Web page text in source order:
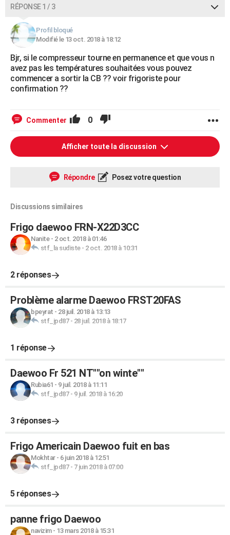
RÉPONSE 1 / 3
Profil bloqué
Modifié le 13 oct. 2018 à 18:12
Bjr, si le compresseur tourne en permanence et que vous n
avez pas les températures souhaitées vous pouvez
commencer a sortir la CB ?? voir frigoriste pour
confirmation ??
Commenter 0
Afficher toute la discussion
Répondre Posez votre question
Discussions similaires
Frigo daewoo FRN-X22D3CC
Nanite- 2 oct. 2018 à 01:46
stf_la sudiste- 2 oct. 2018 à 10:31
2 réponses
Problème alarme Daewoo FRST20FAS
bpeyrat - 28 juil. 2018 à 13:13
stf_jpd87- 28 juil. 2018 à 18:17
1 réponse
Daewoo Fr 521 NT""on winte""
Rubia61 - 9 juil. 2018 à 11:11
stf_jpd87- 9 juil. 2018 à 16:20
3 réponses
Frigo Americain Daewoo fuit en bas
Mokhtar- 6 juin 2018 à 12:51
stf_jpd87- 7 juin 2018 à 07:00
5 réponses
panne frigo Daewoo
navizim- 13 mars 2018 à 15:31